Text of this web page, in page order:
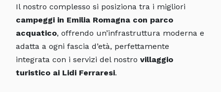
Il nostro complesso si posiziona tra i migliori
campeggi in Emilia Romagna con parco
acquatico, offrendo un’infrastruttura moderna e
adatta a ogni fascia d’età, perfettamente
integrata con i servizi del nostro villaggio
turistico ai Lidi Ferraresi.